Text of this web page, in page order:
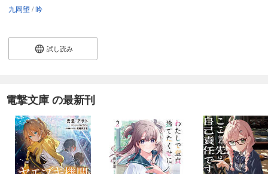
九岡望 吟
試し読み
電撃文庫 の最新刊